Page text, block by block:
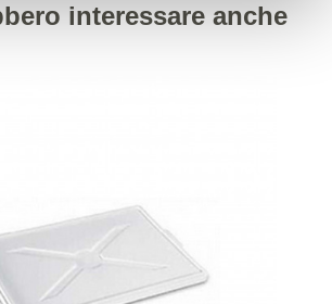
interessare anche